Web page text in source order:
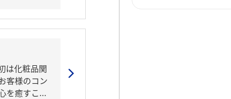
は化粧品関
客様のコン
を癒すこ...